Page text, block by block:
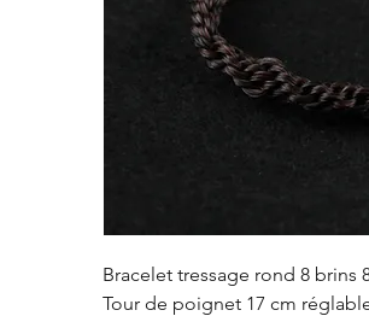
Bracelet tressage rond 8 brins
Tour de poignet 17 cm